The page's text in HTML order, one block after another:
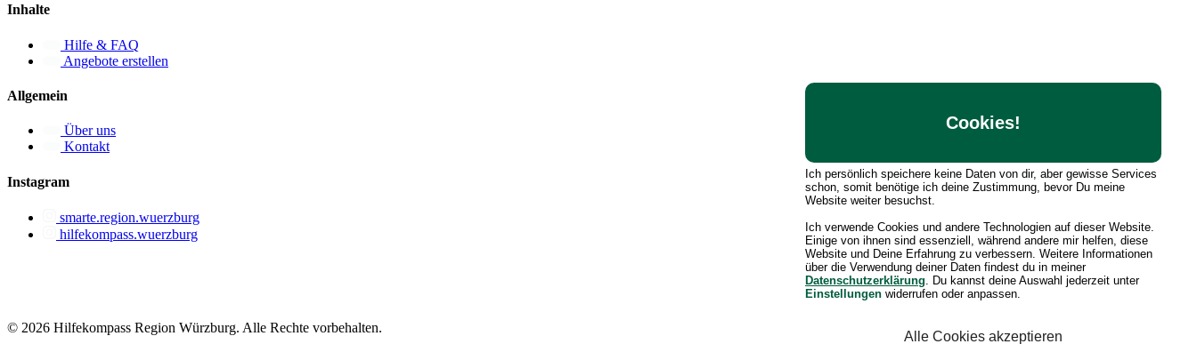
Cookies!
Ich persönlich speichere keine Daten von dir, aber gewisse Services
schon, somit benötige ich deine Zustimmung, bevor Du meine
Website weiter besuchst.
Ich verwende Cookies und andere Technologien auf dieser Website.
Einige von ihnen sind essenziell, während andere mir helfen, diese
Website und Deine Erfahrung zu verbessern. Weitere Informationen
über die Verwendung deiner Daten findest du in meiner
Datenschutzerklärung. Du kannst deine Auswahl jederzeit unter
Einstellungen widerrufen oder anpassen.
Alle Cookies akzeptieren
Inhalte
Hilfe & FAQ
Angebote erstellen
Allgemein
Über uns
Kontakt
Instagram
smarte.region.wuerzburg
hilfekompass.wuerzburg
© 2026 Hilfekompass Region Würzburg. Alle Rechte vorbehalten.